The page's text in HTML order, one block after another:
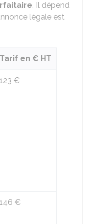
. Il dépend
légale est
Tarif en € HT
123 €
146 €